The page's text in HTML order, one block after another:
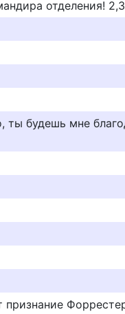
отделения!
ты будешь мне